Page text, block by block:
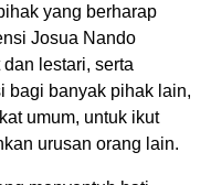
yang berharap
Josua Nando
lestari, serta
bagi banyak pihak lain,
umum, untuk ikut
urusan orang lain.